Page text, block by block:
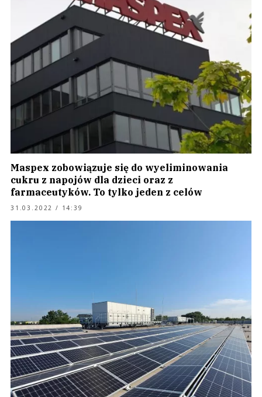
Maspex zobowiązuje się do wyeliminowania
cukru z napojów dla dzieci oraz z
farmaceutyków. To tylko jeden z celów
31.03.2022 / 14:39